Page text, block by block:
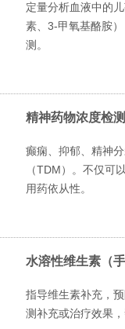
定量分析血液中的
素、3-甲氧基酪胺
测。
精神药物浓度检
癫痫、抑郁、精神
（TDM）。不仅可
用药依从性。
水溶性维生素（手
指导维生素补充，
测补充或治疗效果